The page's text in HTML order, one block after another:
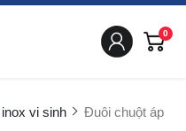
0
vi sinh
Đuôi chuột áp